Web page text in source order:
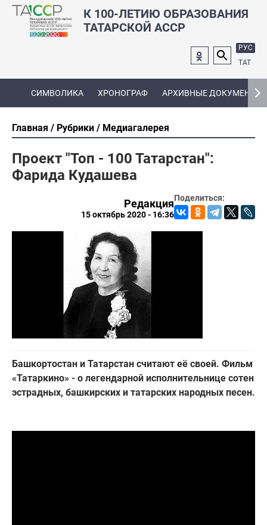
К 100-ЛЕТИЮ ОБРАЗОВАНИЯ
ТАТАРСКОЙ АССР
РУС
ТАТ
СИМВОЛИКА ХРОНОГРАФ АРХИВНЫЕ ДОКУМЕНТЫ
Главная Рубрики Медиагалерея
Проект "Топ - 100 Татарстан":
Фарида Кудашева
Поделиться:
Редакция
15 октябрь 2020 - 16:36
Башкортостан и Татарстан считают её своей. Фильм
«Татаркино» - о легендарной исполнительнице сотен
эстрадных, башкирских и татарских народных песен.